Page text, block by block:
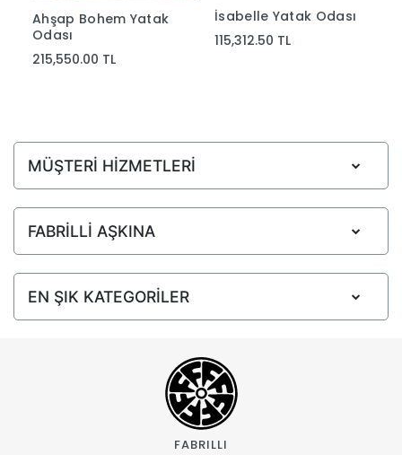
Ahşap Bohem Yatak
Odası
215,550.00 TL
İsabelle Yatak Odası
115,312.50 TL
MÜŞTERİ HİZMETLERİ
FABRİLLİ AŞKINA
EN ŞIK KATEGORİLER
FABRILLI